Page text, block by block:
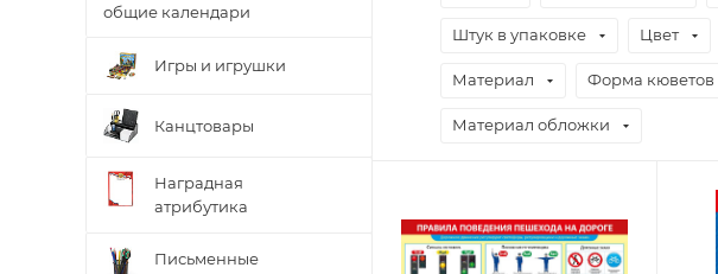
Штук в упаковке Цвет
Материал Форма кюветов
Материал обложки
общие календари
Игры и игрушки
Канцтовары
Наградная
атрибутика
Письменные